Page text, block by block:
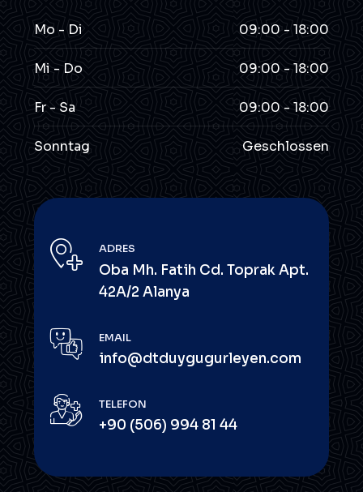
Mo - Di 09:00 - 18:00
Mi - Do 09:00 - 18:00
Fr - Sa 09:00 - 18:00
Sonntag Geschlossen
ADRES
Oba Mh. Fatih Cd. Toprak Apt.
42A/2 Alanya
EMAIL
info@dtduygugurleyen.com
TELEFON
+90 (506) 994 81 44